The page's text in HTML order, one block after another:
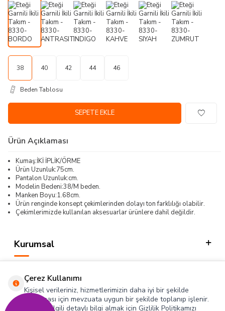
38 40 42 44 46
Beden Tablosu
SEPETE EKLE
Ürün Açıklaması
Kumaş:İKİ İPLİK/ÖRME
Ürün Uzunluk:75cm.
Pantalon Uzunluk:cm.
Modelin Bedeni:38/M beden.
Manken Boyu:1.68cm.
Ürün renginde konsept çekimlerinden dolayı ton farklılığı olabilir.
Çekimlerimizde kullanılan aksesuarlar ürünlere dahil değildir.
Kurumsal
Hızlı Erişim
Çerez Kullanımı
Kişisel verileriniz, hizmetlerimizin daha iyi bir şekilde
sunulması için mevzuata uygun bir şekilde toplanıp işlenir.
Konuyla ilgili detaylı bilgi almak için Gizlilik Politikamızı